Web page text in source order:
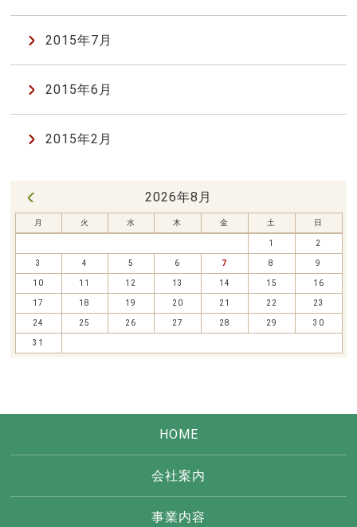
2015年7月
2015年6月
2015年2月
2026年8月
月 火 水 木 金 土 日
1 2
3 4 5 6 7 8 9
10 11 12 13 14 15 16
17 18 19 20 21 22 23
24 25 26 27 28 29 30
31
HOME
会社案内
事業内容